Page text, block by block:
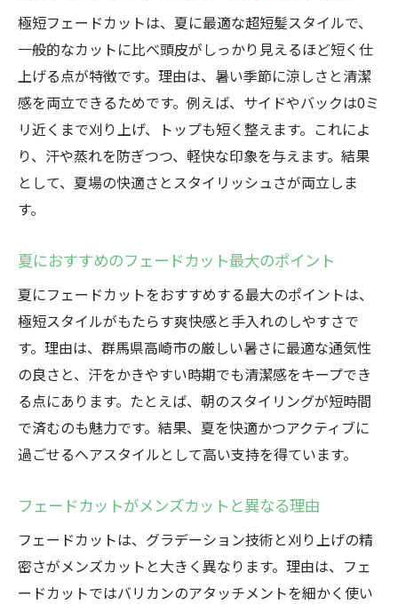
極短フェードカットは、夏に最適な超短髪スタイルで、
一般的なカットに比べ頭皮がしっかり見えるほど短く仕
上げる点が特徴です。理由は、暑い季節に涼しさと清潔
感を両立できるためです。例えば、サイドやバックは0ミ
リ近くまで刈り上げ、トップも短く整えます。これによ
り、汗や蒸れを防ぎつつ、軽快な印象を与えます。結果
として、夏場の快適さとスタイリッシュさが両立しま
す。
夏におすすめのフェードカット最大のポイント
夏にフェードカットをおすすめする最大のポイントは、
極短スタイルがもたらす爽快感と手入れのしやすさで
す。理由は、群馬県高崎市の厳しい暑さに最適な通気性
の良さと、汗をかきやすい時期でも清潔感をキープでき
る点にあります。たとえば、朝のスタイリングが短時間
で済むのも魅力です。結果、夏を快適かつアクティブに
過ごせるヘアスタイルとして高い支持を得ています。
フェードカットがメンズカットと異なる理由
フェードカットは、グラデーション技術と刈り上げの精
密さがメンズカットと大きく異なります。理由は、フェ
ードカットではバリカンのアタッチメントを細かく使い